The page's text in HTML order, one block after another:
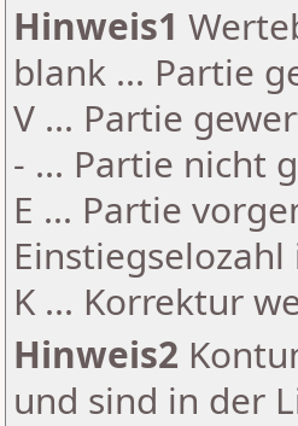
Hinweis1
blank ... Partie
V ... Partie
- ... Partie nicht
E ... Partie
K ... Korrektur
Hinweis2
und sind in der